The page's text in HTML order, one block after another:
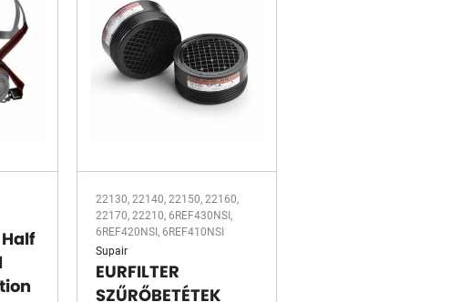
22130, 22140, 22150, 22160,
22170, 22210, 6REF430NSI,
6REF420NSI, 6REF410NSI
Supair
EURFILTER
SZŰRŐBETÉTEK